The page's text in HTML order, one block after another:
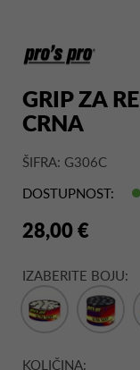
GRIP ZA
CRNA
ŠIFRA: G306C
DOSTUPNOST:
28,00 €
IZABERITE BOJU:
KOLIČINA: